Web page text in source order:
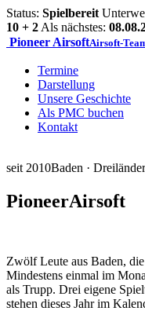
Status: Spielbereit
10 + 2 Als nächstes:
Pioneer AirsoftAirsoft-
Termine
Darstellung
Unsere Geschichte
Als PMC buchen
Kontakt
seit 2010Baden ·
PioneerAirsoft
Zwölf Leute aus Baden,
Mindestens einmal im
als Trupp. Drei eigene
stehen dieses Jahr im